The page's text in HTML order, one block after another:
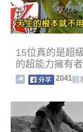
15位真的是超
的超能力擁有
厲害可看到1.6
2041觀